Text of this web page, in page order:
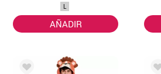
L
AÑADIR